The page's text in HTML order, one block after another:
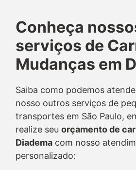
Conheça
serviços de
Mudanças em
Saiba como podemos
nosso outros serviços de
transportes em São Paulo,
realize seu orçamento de
Diadema com nosso
personalizado: